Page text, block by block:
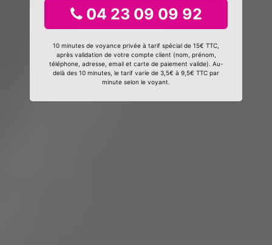
04 23 09 09 92
10 minutes de voyance privée à tarif spécial de 15€ TTC,
après validation de votre compte client (nom, prénom,
téléphone, adresse, email et carte de paiement valide). Au-
delà des 10 minutes, le tarif varie de 3,5€ à 9,5€ TTC par
minute selon le voyant.